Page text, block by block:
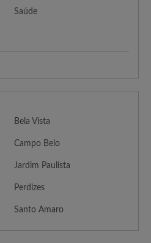
Saúde
Bela Vista
Campo Belo
Jardim Paulista
Perdizes
Santo Amaro